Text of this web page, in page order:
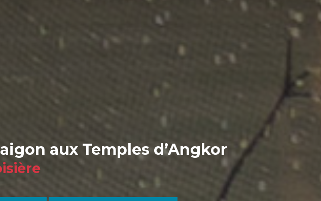
aux Temples d’Angkor